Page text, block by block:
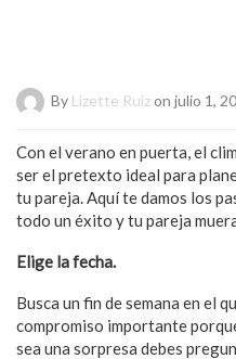
By Lizette Ruizon julio 1,
Con el verano en puerta, el
ser el pretexto ideal para
tu pareja. Aquí te damos los
todo un éxito y tu pareja
Elige la fecha.
Busca un fin de semana en el
compromiso importante
sea una sorpresa debes